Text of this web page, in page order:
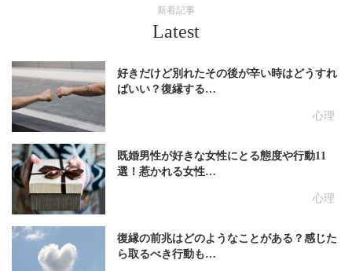
新着記事
Latest
心理
好きだけど別れたその後が辛い時はどうすれ
ばいい？復縁する…
心理
既婚男性が好きな女性にとる態度や行動11
選！惹かれる女性…
復縁の前兆はどのようなことがある？感じた
ら取るべき行動も…